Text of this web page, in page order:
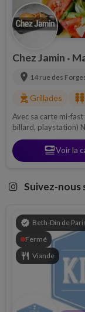
Chez Jamin •
location_on 14 rue des
outdoor_grill Grillades kebab_dining
Avec sa carte mi-
billard, playstation)
marseillais
set_mealVoir la
Suivez-nous
verified Beth-Din de
Fermé
restaurant Viande